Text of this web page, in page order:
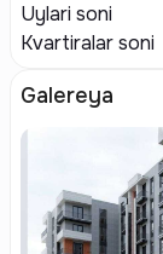
Uylari soni
Kvartiralar soni
Galereya